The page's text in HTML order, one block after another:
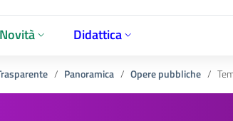
Novità Didattica
Panoramica Opere pubbliche